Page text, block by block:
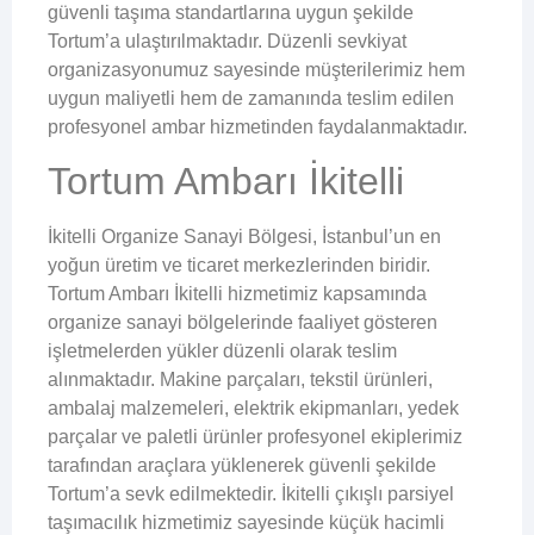
güvenli taşıma standartlarına uygun şekilde
Tortum’a ulaştırılmaktadır. Düzenli sevkiyat
organizasyonumuz sayesinde müşterilerimiz hem
uygun maliyetli hem de zamanında teslim edilen
profesyonel ambar hizmetinden faydalanmaktadır.
Tortum Ambarı İkitelli
İkitelli Organize Sanayi Bölgesi, İstanbul’un en
yoğun üretim ve ticaret merkezlerinden biridir.
Tortum Ambarı İkitelli hizmetimiz kapsamında
organize sanayi bölgelerinde faaliyet gösteren
işletmelerden yükler düzenli olarak teslim
alınmaktadır. Makine parçaları, tekstil ürünleri,
ambalaj malzemeleri, elektrik ekipmanları, yedek
parçalar ve paletli ürünler profesyonel ekiplerimiz
tarafından araçlara yüklenerek güvenli şekilde
Tortum’a sevk edilmektedir. İkitelli çıkışlı parsiyel
taşımacılık hizmetimiz sayesinde küçük hacimli